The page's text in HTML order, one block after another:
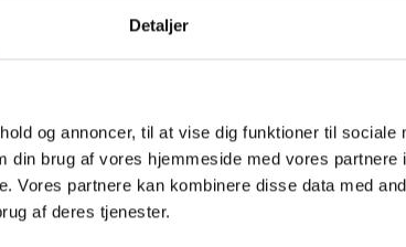
Detaljer
og annoncer, til at vise dig funktioner til sociale
din brug af vores hjemmeside med vores partnere
Vores partnere kan kombinere disse data med
af deres tjenester.
Oplysnings- og
fattigdom